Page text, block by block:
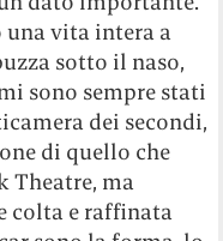
una vita intera a
sotto il naso,
sono sempre stati
dei secondi,
di quello che
Theatre, ma
colta e raffinata